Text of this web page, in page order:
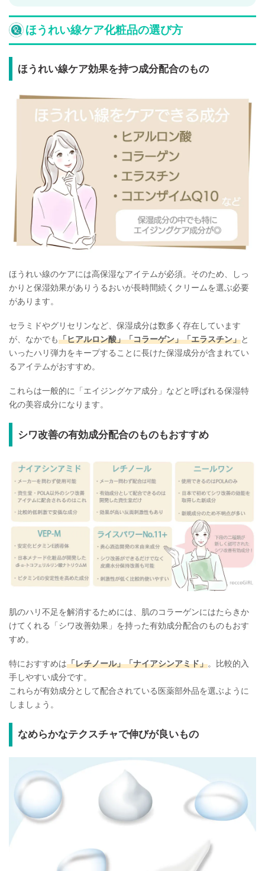
ほうれい線ケア化粧品の選び方
ほうれい線ケア効果を持つ成分配合のもの
ほうれい線のケアには高保湿なアイテムが必須。そのため、しっ
かりと保湿効果がありうるおいが長時間続くクリームを選ぶ必要
があります。
セラミドやグリセリンなど、保湿成分は数多く存在しています
が、なかでも「ヒアルロン酸」「コラーゲン」「エラスチン」と
いったハリ弾力をキープすることに長けた保湿成分が含まれてい
るアイテムがおすすめ。
これらは一般的に「エイジングケア成分」などと呼ばれる保湿特
化の美容成分になります。
シワ改善の有効成分配合のものもおすすめ
肌のハリ不足を解消するためには、肌のコラーゲンにはたらきか
けてくれる「シワ改善効果」を持った有効成分配合のものもおす
すめ。
特におすすめは「レチノール」「ナイアシンアミド」。比較的入
手しやすい成分です。
これらが有効成分として配合されている医薬部外品を選ぶように
しましょう。
なめらかなテクスチャで伸びが良いもの